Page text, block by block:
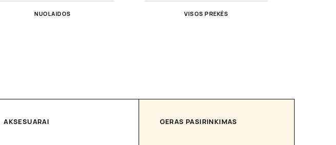
NUOLAIDOS VISOS PREKĖS
AKSESUARAI GERAS PASIRINKIMAS